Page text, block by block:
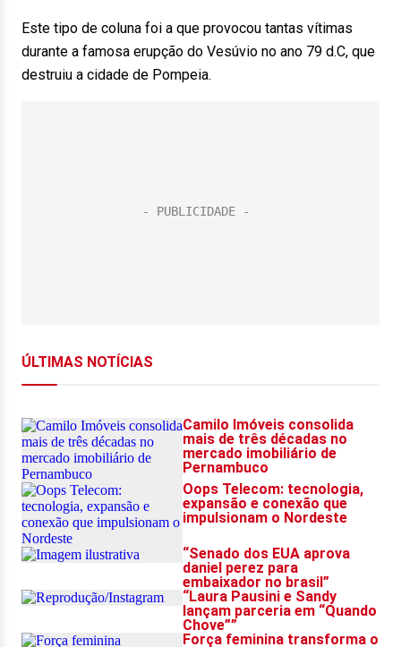
Este tipo de coluna foi a que provocou tantas vítimas
durante a famosa erupção do Vesúvio no ano 79 d.C, que
destruiu a cidade de Pompeia.